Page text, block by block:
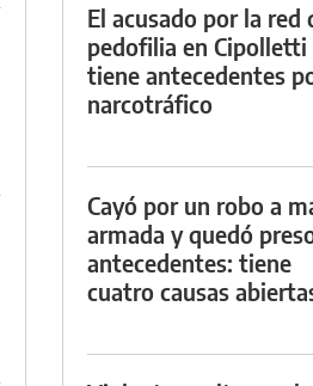
El acusado por la red
pedofilia en Cipolletti
tiene antecedentes
narcotráfico
Cayó por un robo a
armada y quedó
antecedentes: tiene
cuatro causas